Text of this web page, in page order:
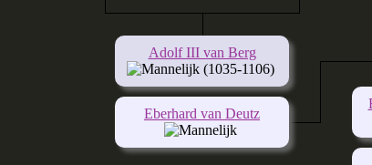
Adolf III van Berg
(1035-1106)
Eberhard van Deutz